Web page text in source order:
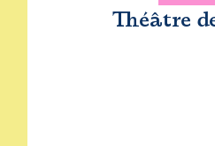
Théâtre